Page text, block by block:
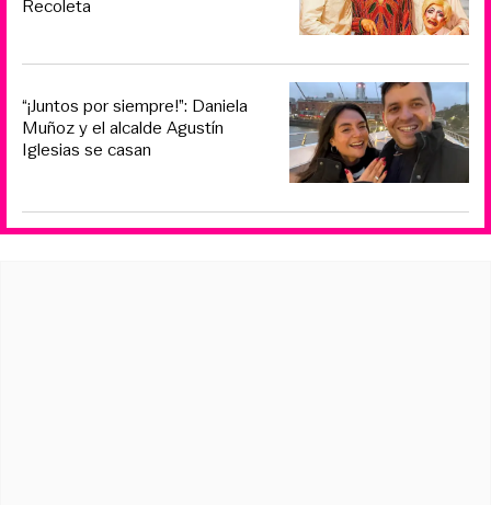
Recoleta
“¡Juntos por siempre!”: Daniela
Muñoz y el alcalde Agustín
Iglesias se casan